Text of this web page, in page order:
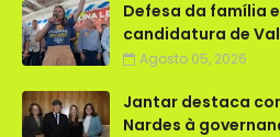
Defesa da família
candidatura de
Agosto 05, 2026
Jantar destaca
Nardes à